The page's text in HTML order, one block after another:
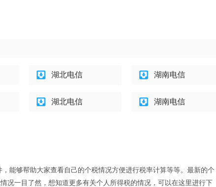
湖北电信 湖南电信
湖北电信 湖南电信
能够帮助大家查看自己的个税情况方便进行税率计算等等。最新的个
况一目了然，想知道更多有关个人所得税的情况，可以在这里进行下